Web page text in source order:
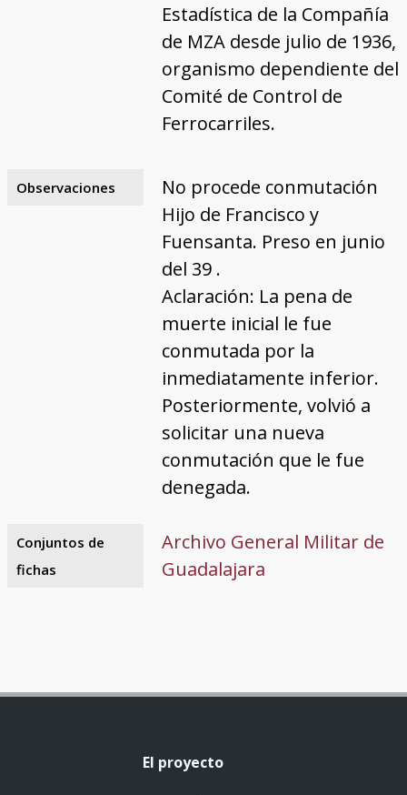
Estadística de la Compañía
de MZA desde julio de 1936,
organismo dependiente del
Comité de Control de
Ferrocarriles.
Observaciones
No procede conmutación
Hijo de Francisco y
Fuensanta. Preso en junio
del 39 .
Aclaración: La pena de
muerte inicial le fue
conmutada por la
inmediatamente inferior.
Posteriormente, volvió a
solicitar una nueva
conmutación que le fue
denegada.
Conjuntos de
fichas
Archivo General Militar de
Guadalajara
El proyecto